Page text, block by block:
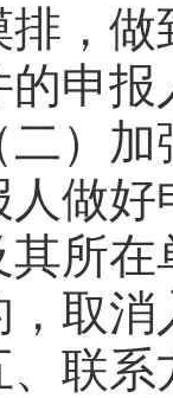
排，
的申
加强
人做
其所在
，取消
、联系